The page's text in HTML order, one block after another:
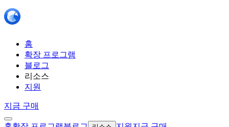
홈
확장 프로그램
블로그
리소스
지원
지금 구매